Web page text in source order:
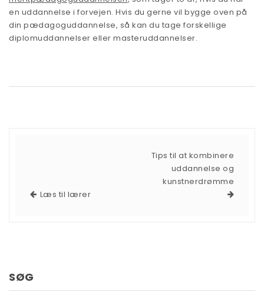
en uddannelse i forvejen. Hvis du gerne vil bygge oven på
din pædagoguddannelse, så kan du tage forskellige
diplomuddannelser eller masteruddannelser.
Læs til lærer
Tips til at kombinere
uddannelse og
kunstnerdrømme
SØG